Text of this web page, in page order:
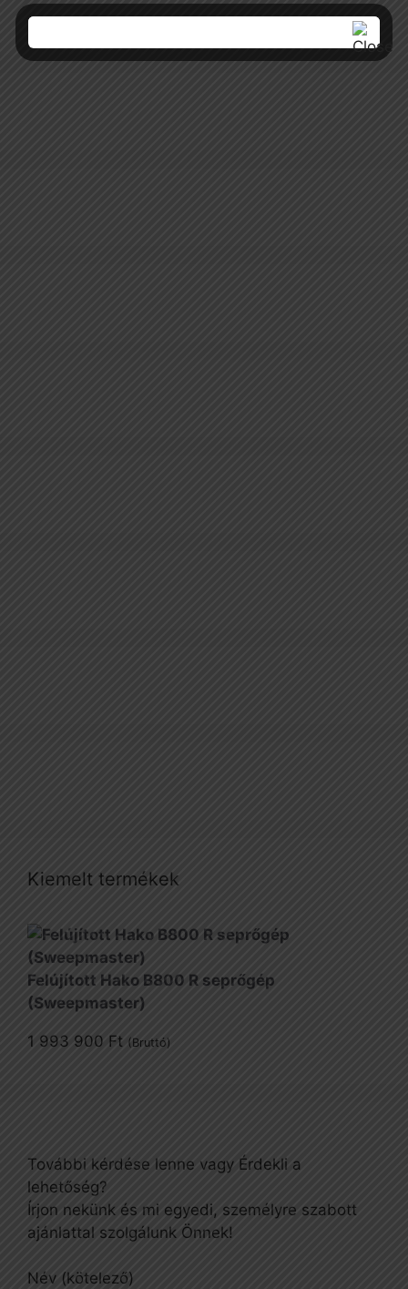
Kiemelt termékek
Felújított Hako B800 R seprőgép
(Sweepmaster)
1 993 900 Ft (Bruttó)
További kérdése lenne vagy Érdekli a
lehetőség?
Írjon nekünk és mi egyedi, személyre szabott
ajánlattal szolgálunk Önnek!
Név (kötelező)